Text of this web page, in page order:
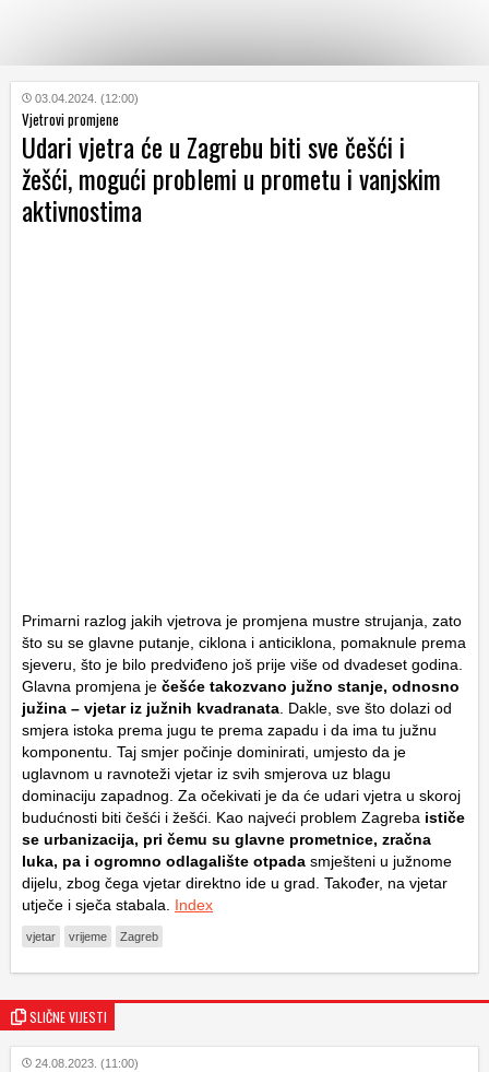
KATEGORIJE
HRVATSKI
WEB
03.04.2024. (12:00)
Vjetrovi promjene
Udari vjetra će u Zagrebu biti sve češći i
žešći, mogući problemi u prometu i vanjskim
aktivnostima
Primarni razlog jakih vjetrova je promjena mustre strujanja, zato
što su se glavne putanje, ciklona i anticiklona, pomaknule prema
sjeveru, što je bilo predviđeno još prije više od dvadeset godina.
Glavna promjena je češće takozvano južno stanje, odnosno
južina – vjetar iz južnih kvadranata . Dakle, sve što dolazi od
smjera istoka prema jugu te prema zapadu i da ima tu južnu
komponentu. Taj smjer počinje dominirati, umjesto da je
uglavnom u ravnoteži vjetar iz svih smjerova uz blagu
dominaciju zapadnog. Za očekivati je da će udari vjetra u skoroj
budućnosti biti češći i žešći. Kao najveći problem Zagreba ističe
se urbanizacija, pri čemu su glavne prometnice, zračna
luka, pa i ogromno odlagalište otpada smješteni u južnome
dijelu, zbog čega vjetar direktno ide u grad. Također, na vjetar
utječe i sječa stabala. Index
vjetar vrijeme Zagreb
SLIČNE VIJESTI
24.08.2023. (11:00)